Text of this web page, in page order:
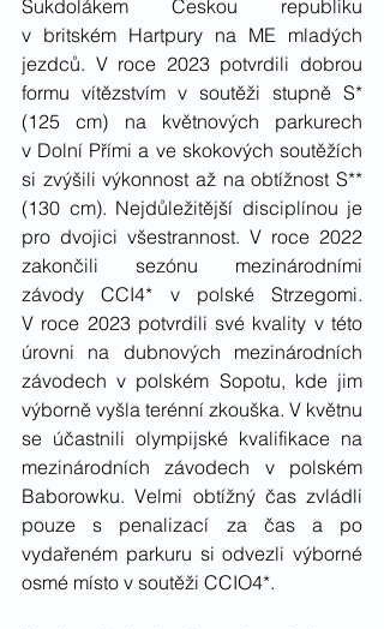
Sukdolákem Českou republiku
v britském Hartpury na ME mladých
jezdců. V roce 2023 potvrdili dobrou
formu vítězstvím v soutěži stupně S*
(125 cm) na květnových parkurech
v Dolní Přími a ve skokových soutěžích
si zvýšili výkonnost až na obtížnost S**
(130 cm). Nejdůležitější disciplínou je
pro dvojici všestrannost. V roce 2022
zakončili sezónu mezinárodními
závody CCI4* v polské Strzegomi.
V roce 2023 potvrdili své kvality v této
úrovni na dubnových mezinárodních
závodech v polském Sopotu, kde jim
výborně vyšla terénní zkouška. V květnu
se účastnili olympijské kvalifikace na
mezinárodních závodech v polském
Baborowku. Velmi obtížný čas zvládli
pouze s penalizací za čas a po
vydařeném parkuru si odvezli výborné
osmé místo v soutěži CCIO4*.